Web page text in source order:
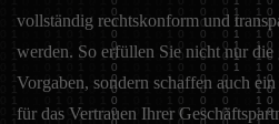
vollständig rechtskonform und
werden. So erfüllen Sie nicht nur die
Vorgaben, sondern schaffen auch
für das Vertrauen Ihrer